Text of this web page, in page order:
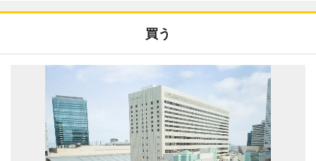
買う